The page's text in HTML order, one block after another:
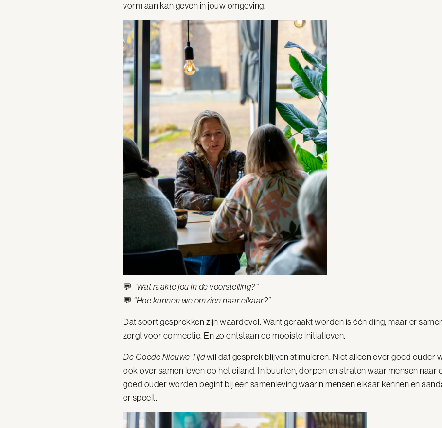
vorm aan kan geven in jouw omgeving.
💬 “Wat raakte jou in de voorstelling?”
💬 “Hoe kunnen we omzien naar elkaar?”
Dat soort gesprekken zijn waardevol. Want geraakt worden is één ding, maar er
zorgt voor connectie. En zo ontstaan de mooiste initiatieven.
De Goede Nieuwe Tijdwil dat gesprek blijven stimuleren. Niet alleen over goed ouder
ook over samen leven op het eiland. In buurten, dorpen en straten waar mensen naar
goed ouder worden begint bij een samenleving waarin mensen elkaar kennen en
er speelt.